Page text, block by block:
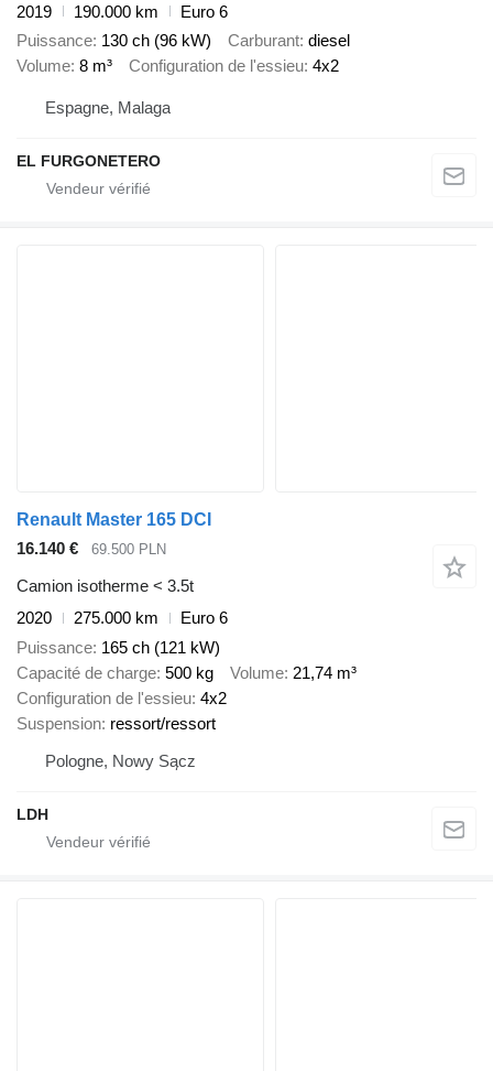
2019
190.000 km
Euro 6
Puissance 130 ch (96 kW) Carburant diesel
Volume 8 m³ Configuration de l'essieu 4x2
Espagne, Malaga
EL FURGONETERO
Renault Master 165 DCI
16.140 €
69.500 PLN
Camion isotherme < 3.5t
2020
275.000 km
Euro 6
Puissance 165 ch (121 kW)
Capacité de charge 500 kg Volume 21,74 m³
Configuration de l'essieu 4x2
Suspension ressort/ressort
Pologne, Nowy Sącz
LDH